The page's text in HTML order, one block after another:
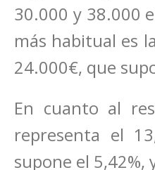
30.000 y 38.000
más habitual es
24.000€, que
En cuanto al
representa el
supone el 5,42%,